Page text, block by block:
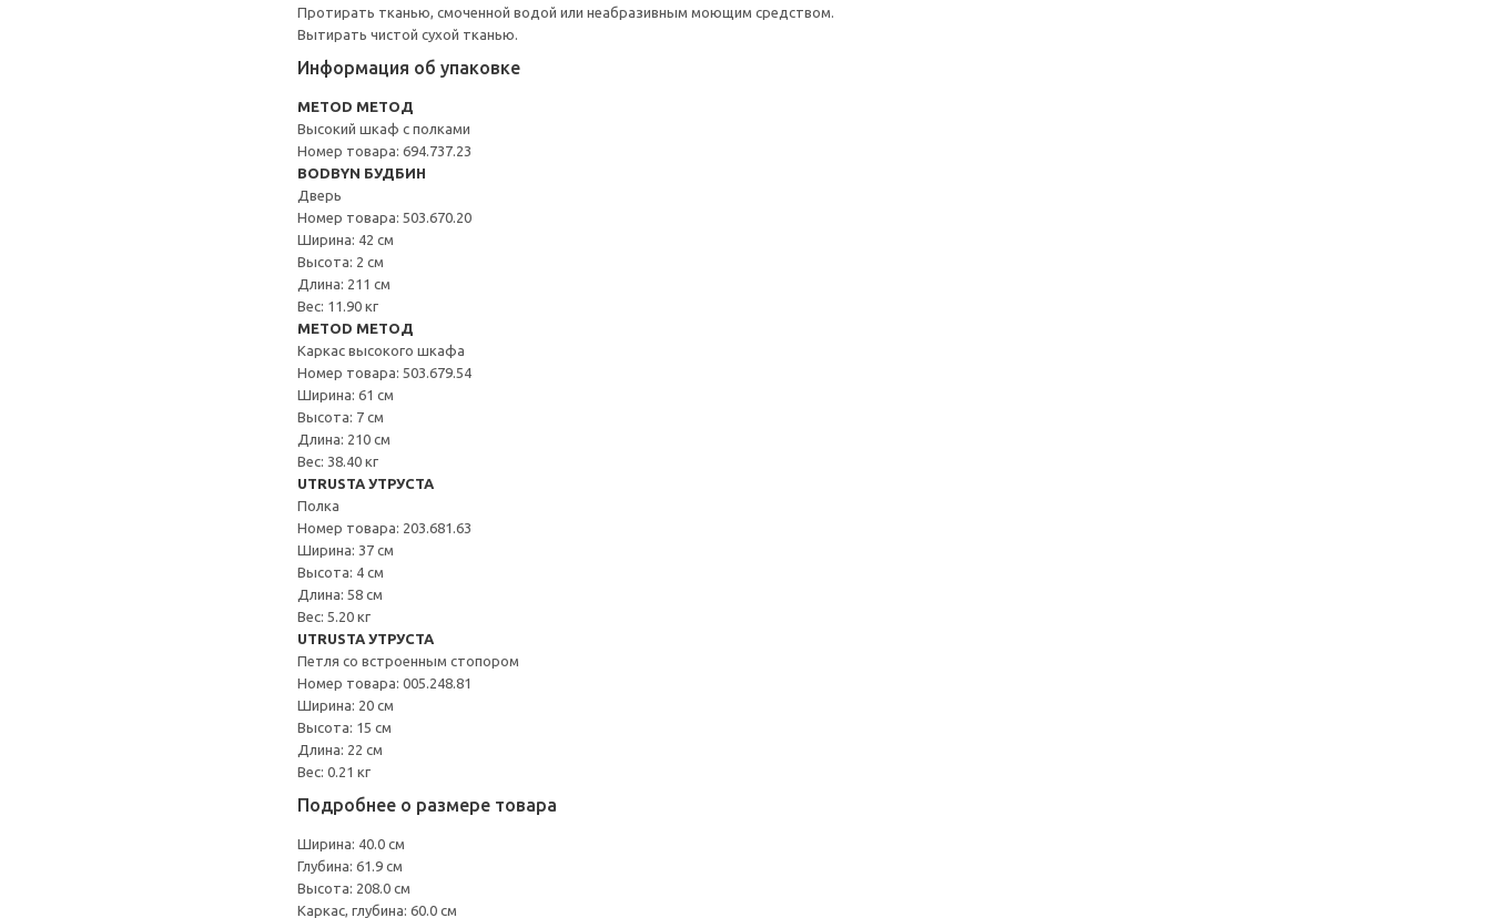
Протирать тканью, смоченной водой или неабразивным моющим средством.
Вытирать чистой сухой тканью.
Информация об упаковке
METOD МЕТОД
Высокий шкаф с полками
Номер товара: 694.737.23
BODBYN БУДБИН
Дверь
Номер товара: 503.670.20
Ширина: 42 см
Высота: 2 см
Длина: 211 см
Вес: 11.90 кг
METOD МЕТОД
Каркас высокого шкафа
Номер товара: 503.679.54
Ширина: 61 см
Высота: 7 см
Длина: 210 см
Вес: 38.40 кг
UTRUSTA УТРУСТА
Полка
Номер товара: 203.681.63
Ширина: 37 см
Высота: 4 см
Длина: 58 см
Вес: 5.20 кг
UTRUSTA УТРУСТА
Петля со встроенным стопором
Номер товара: 005.248.81
Ширина: 20 см
Высота: 15 см
Длина: 22 см
Вес: 0.21 кг
Подробнее о размере товара
Ширина: 40.0 см
Глубина: 61.9 см
Высота: 208.0 см
Каркас, глубина: 60.0 см